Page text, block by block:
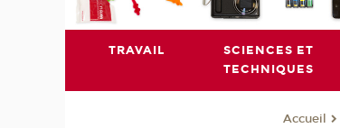
TRAVAIL
SCIENCES ET
TECHNIQUES
Accueil